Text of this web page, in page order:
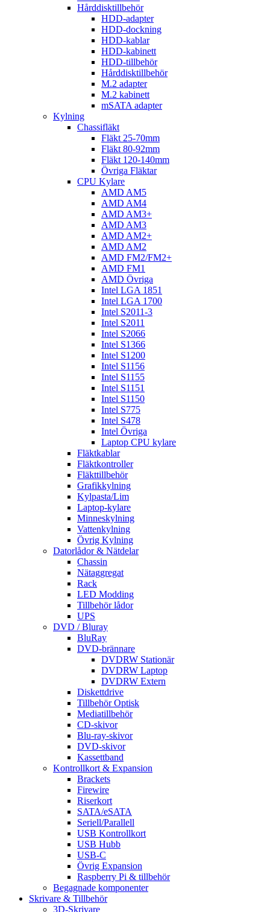
Hårddisktillbehör
HDD-adapter
HDD-dockning
HDD-kablar
HDD-kabinett
HDD-tillbehör
Hårddisktillbehör
M.2 adapter
M.2 kabinett
mSATA adapter
Kylning
Chassifläkt
Fläkt 25-70mm
Fläkt 80-92mm
Fläkt 120-140mm
Övriga Fläktar
CPU Kylare
AMD AM5
AMD AM4
AMD AM3+
AMD AM3
AMD AM2+
AMD AM2
AMD FM2/FM2+
AMD FM1
AMD Övriga
Intel LGA 1851
Intel LGA 1700
Intel S2011-3
Intel S2011
Intel S2066
Intel S1366
Intel S1200
Intel S1156
Intel S1155
Intel S1151
Intel S1150
Intel S775
Intel S478
Intel Övriga
Laptop CPU kylare
Fläktkablar
Fläktkontroller
Fläkttillbehör
Grafikkylning
Kylpasta/Lim
Laptop-kylare
Minneskylning
Vattenkylning
Övrig Kylning
Datorlådor & Nätdelar
Chassin
Nätaggregat
Rack
LED Modding
Tillbehör lådor
UPS
DVD / Bluray
BluRay
DVD-brännare
DVDRW Stationär
DVDRW Laptop
DVDRW Extern
Diskettdrive
Tillbehör Optisk
Mediatillbehör
CD-skivor
Blu-ray-skivor
DVD-skivor
Kassettband
Kontrollkort & Expansion
Brackets
Firewire
Riserkort
SATA/eSATA
Seriell/Parallell
USB Kontrollkort
USB Hubb
USB-C
Övrig Expansion
Raspberry Pi & tillbehör
Begagnade komponenter
Skrivare & Tillbehör
3D-Skrivare